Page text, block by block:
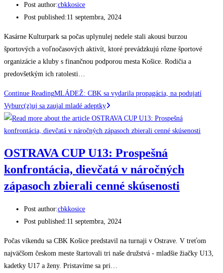
Post author:cbkkosice
Post published:11 septembra, 2024
Kasárne Kulturpark sa počas uplynulej nedele stali akousi burzou
športových a voľnočasových aktivít, ktoré prevádzkujú rôzne športové
organizácie a kluby s finančnou podporou mesta Košice. Rodičia a
predovšetkým ich ratolesti…
Continue ReadingMLÁDEŽ: CBK sa vydarila propagácia, na podujatí
Vyburc(z)uj sa zaujal mladé adeptky
OSTRAVA CUP U13: Prospešná
konfrontácia, dievčatá v náročných
zápasoch zbierali cenné skúsenosti
Post author:cbkkosice
Post published:11 septembra, 2024
Počas víkendu sa CBK Košice predstavil na turnaji v Ostrave. V treťom
najväčšom českom meste štartovali tri naše družstvá - mladšie žiačky U13,
kadetky U17 a ženy. Pristavíme sa pri…